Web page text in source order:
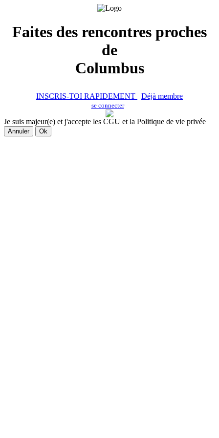
Faites des rencontres proches
de
Columbus
INSCRIS-TOI RAPIDEMENT Déjà membre
se connecter
Je suis majeur(e) et j'accepte les CGU et la Politique de vie privée
Annuler Ok